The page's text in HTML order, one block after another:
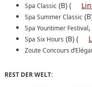
Spa Classic (B) (
Spa Summer Classic
Spa Yountimer Festival
Spa Six Hours (B) (
Zoute Concours
REST DER WELT: